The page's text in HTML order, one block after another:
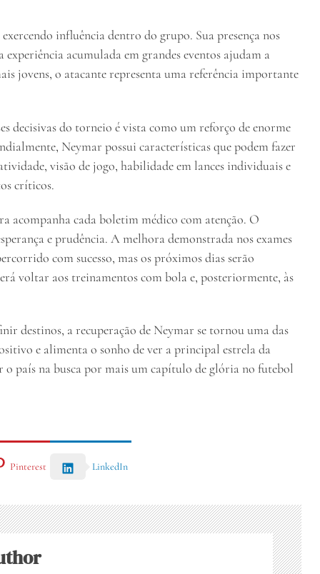
influência dentro do grupo. Sua presença nos
acumulada em grandes eventos ajudam a
jovens, o atacante representa uma referência importante
decisivas do torneio é vista como um reforço de enorme
Neymar possui características que podem fazer
visão de jogo, habilidade em lances individuais e
críticos.
acompanha cada boletim médico com atenção. O
e prudência. A melhora demonstrada nos exames
com sucesso, mas os próximos dias serão
voltar aos treinamentos com bola e, posteriormente, às
destinos, a recuperação de Neymar se tornou uma das
e alimenta o sonho de ver a principal estrela da
país na busca por mais um capítulo de glória no futebol
Pinterest LinkedIn